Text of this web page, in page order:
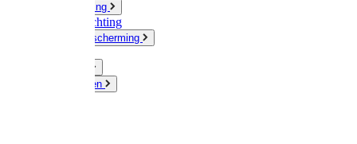
Winterkleding
Winkelinrichting
Gelaatsbescherming
Knaagdieren